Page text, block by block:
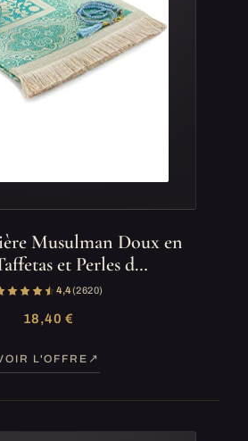
Musulman Doux en
et Perles d…
4,4(2 620)
18,40 €
L'OFFRE